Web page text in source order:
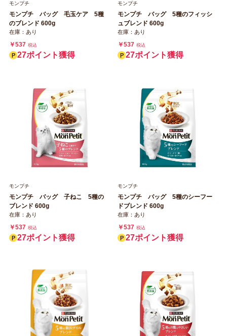
モンプチ
モンプチ バッグ 毛玉ケア 5種
のブレンド 600g
在庫：あり
￥537 税込
27ポイント獲得
モンプチ
モンプチ バッグ 5種のフィッシ
ュブレンド 600g
在庫：あり
￥537 税込
27ポイント獲得
モンプチ
モンプチ バッグ 子ねこ 5種の
ブレンド 600g
在庫：あり
￥537 税込
27ポイント獲得
モンプチ
モンプチ バッグ 5種のシーフー
ドブレンド 600g
在庫：あり
￥537 税込
27ポイント獲得